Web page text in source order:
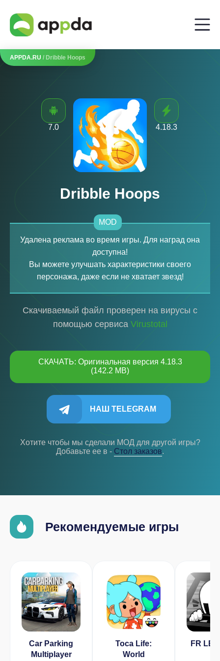
APPDA.RU / Dribble Hoops
7.0 4.18.3
Dribble Hoops
MOD
Удалена реклама во время игры. Для наград она
доступна!
Вы можете улучшать характеристики своего
персонажа, даже если не хватает звезд!
Скачиваемый файл проверен на вирусы с
помощью сервиса Virustotal
СКАЧАТЬ: Оригинальная версия 4.18.3
(142.2 MB)
НАШ TELEGRAM
Хотите чтобы мы сделали МОД для другой игры?
Добавьте ее в - Cтол заказов.
Рекомендуемые игры
Car Parking
Multiplayer
Toca Life:
World
FR